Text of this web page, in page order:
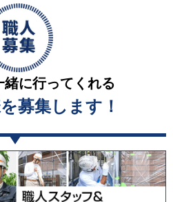
緒に行ってくれる
募集します！